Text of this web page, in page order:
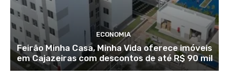
ECONOMIA
Feirão Minha Casa, Minha Vida oferece imóveis
em Cajazeiras com descontos de até R$ 90 mil